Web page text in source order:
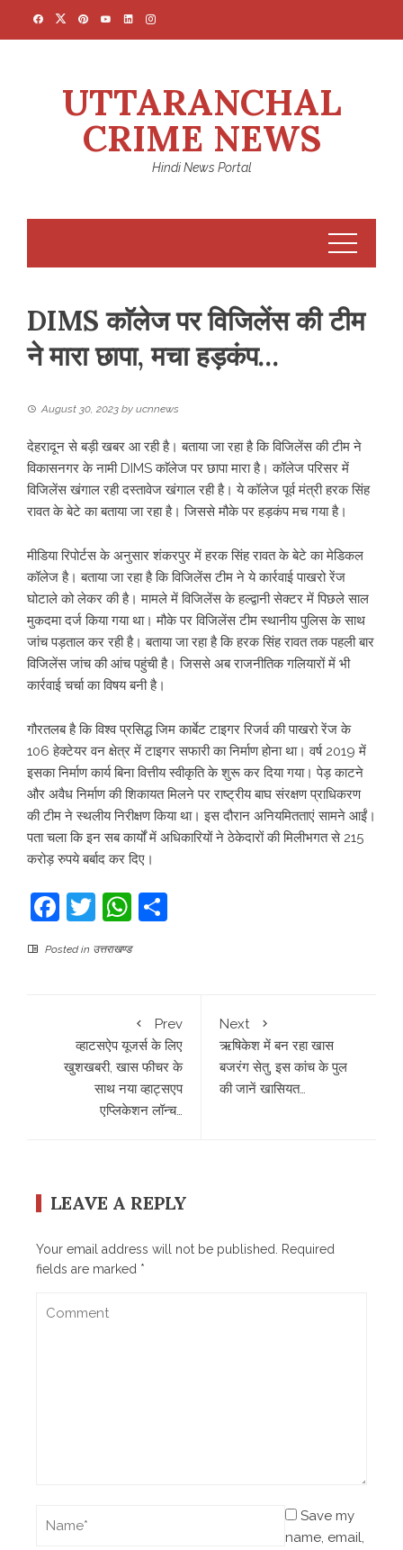
UTTARANCHAL
CRIME NEWS
Hindi News Portal
DIMS काॅलेज पर विजिलेंस की टीम
ने मारा छापा, मचा हड़कंप…
August 30, 2023 by ucnnews
देहरादून से बड़ी खबर आ रही है। बताया जा रहा है कि विजिलेंस की टीम ने
विकासनगर के नामी DIMS काॅलेज पर छापा मारा है। कॉलेज परिसर में
विजिलेंस खंगाल रही दस्तावेज खंगाल रही है। ये कॉलेज पूर्व मंत्री हरक सिंह
रावत के बेटे का बताया जा रहा है। जिससे मौके पर हड़कंप मच गया है।
मीडिया रिपोर्टस के अनुसार शंकरपुर में हरक सिंह रावत के बेटे का मेडिकल
कॉलेज है। बताया जा रहा है कि विजिलेंस टीम ने ये कार्रवाई पाखरो रेंज
घोटाले को लेकर की है। मामले में विजिलेंस के हल्द्वानी सेक्टर में पिछले साल
मुकदमा दर्ज किया गया था। मौके पर विजिलेंस टीम स्थानीय पुलिस के साथ
जांच पड़ताल कर रही है। बताया जा रहा है कि हरक सिंह रावत तक पहली बार
विजिलेंस जांच की आंच पहुंची है। जिससे अब राजनीतिक गलियारों में भी
कार्रवाई चर्चा का विषय बनी है।
गौरतलब है कि विश्व प्रसिद्ध जिम कार्बेट टाइगर रिजर्व की पाखरो रेंज के
106 हेक्टेयर वन क्षेत्र में टाइगर सफारी का निर्माण होना था। वर्ष 2019 में
इसका निर्माण कार्य बिना वित्तीय स्वीकृति के शुरू कर दिया गया। पेड़ काटने
और अवैध निर्माण की शिकायत मिलने पर राष्ट्रीय बाघ संरक्षण प्राधिकरण
की टीम ने स्थलीय निरीक्षण किया था। इस दौरान अनियमितताएं सामने आईं।
पता चला कि इन सब कार्यों में अधिकारियों ने ठेकेदारों की मिलीभगत से 215
करोड़ रुपये बर्बाद कर दिए।
Facebook
TwitterWhatsApp
Posted in उत्तराखण्ड
Prev
व्हाटसऐप यूजर्स के लिए
खुशखबरी, खास फीचर के
साथ नया व्हाट्सएप
एप्लिकेशन लॉन्च…
Next
ऋषिकेश में बन रहा खास
बजरंग सेतु, इस कांच के पुल
की जानें खासियत…
LEAVE A REPLY
Your email address will not be published.
Required
fields are marked *
Save my
name, email,